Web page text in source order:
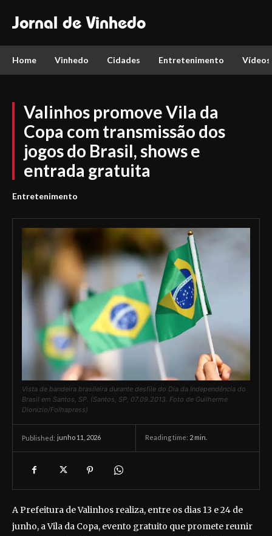
Jornal de Vinhedo
Home Vinhedo Cidades Entretenimento Vídeos
Valinhos promove Vila da
Copa com transmissão dos
jogos do Brasil, shows e
entrada gratuita
Entretenimento
Vista de bandeira brasileira durante desfile do Dia da Independência do
Brasil em Santos, SP. (Santos, SP, 07.09.2013. Foto de Guilherme
Dionizio/Folhapress)
Published: junho 11, 2026 Reading time: 2 min.
A Prefeitura de Valinhos realiza, entre os dias 13 e 24 de
junho, a Vila da Copa, evento gratuito que promete reunir